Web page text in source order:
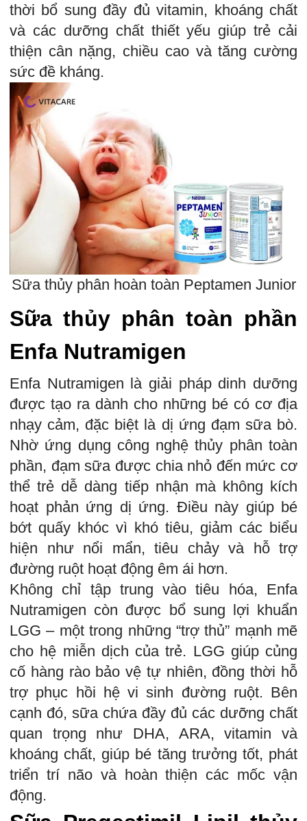
thời bổ sung đầy đủ vitamin, khoáng chất
và các dưỡng chất thiết yếu giúp trẻ cải
thiện cân nặng, chiều cao và tăng cường
sức đề kháng.
Sữa thủy phân hoàn toàn Peptamen Junior
Sữa thủy phân toàn phần
Enfa Nutramigen
Enfa Nutramigen là giải pháp dinh dưỡng
được tạo ra dành cho những bé có cơ địa
nhạy cảm, đặc biệt là dị ứng đạm sữa bò.
Nhờ ứng dụng công nghệ thủy phân toàn
phần, đạm sữa được chia nhỏ đến mức cơ
thể trẻ dễ dàng tiếp nhận mà không kích
hoạt phản ứng dị ứng. Điều này giúp bé
bớt quấy khóc vì khó tiêu, giảm các biểu
hiện như nổi mẩn, tiêu chảy và hỗ trợ
đường ruột hoạt động êm ái hơn.
Không chỉ tập trung vào tiêu hóa, Enfa
Nutramigen còn được bổ sung lợi khuẩn
LGG – một trong những “trợ thủ” mạnh mẽ
cho hệ miễn dịch của trẻ. LGG giúp củng
cố hàng rào bảo vệ tự nhiên, đồng thời hỗ
trợ phục hồi hệ vi sinh đường ruột. Bên
cạnh đó, sữa chứa đầy đủ các dưỡng chất
quan trọng như DHA, ARA, vitamin và
khoáng chất, giúp bé tăng trưởng tốt, phát
triển trí não và hoàn thiện các mốc vận
động.